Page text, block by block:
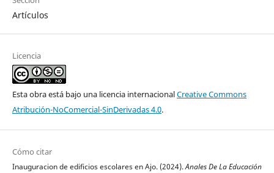
Artículos
Licencia
Esta obra está bajo una licencia internacionalCreative Commons
Atribución-NoComercial-SinDerivadas 4.0.
Cómo citar
Inauguracion de edificios escolares en Ajo. (2024).Anales De La Educación